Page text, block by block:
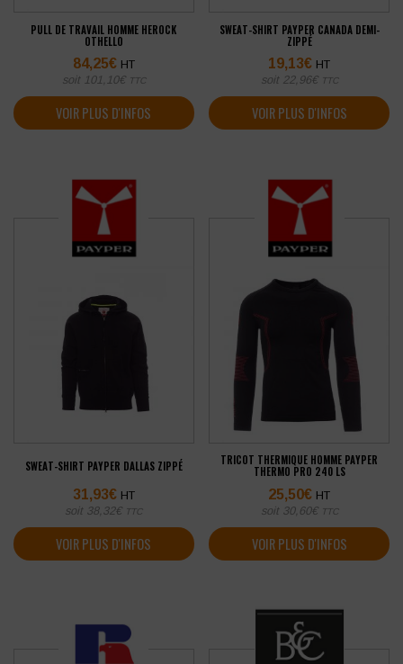
PULL DE TRAVAIL HOMME HEROCK
OTHELLO
84,25€ HT
soit 101,10€ TTC
VOIR PLUS D'INFOS
SWEAT-SHIRT PAYPER CANADA DEMI-
ZIPPÉ
19,13€ HT
soit 22,96€ TTC
VOIR PLUS D'INFOS
SWEAT-SHIRT PAYPER DALLAS ZIPPÉ
31,93€ HT
soit 38,32€ TTC
VOIR PLUS D'INFOS
TRICOT THERMIQUE HOMME PAYPER
THERMO PRO 240 LS
25,50€ HT
soit 30,60€ TTC
VOIR PLUS D'INFOS